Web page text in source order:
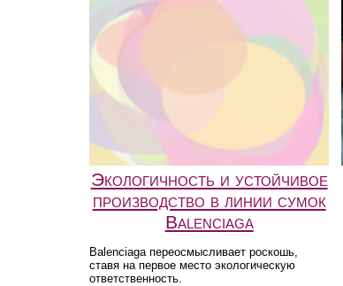
Экологичность и устойчивое
производство в линии сумок
Balenciaga
Balenciaga переосмысливает роскошь,
ставя на первое место экологическую
ответственность.